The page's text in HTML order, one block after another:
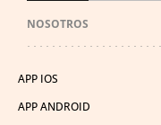
NOSOTROS
APP IOS
APP ANDROID